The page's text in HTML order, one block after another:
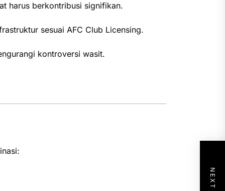
harus berkontribusi signifikan.
sesuai AFC Club Licensing.
kontroversi wasit.